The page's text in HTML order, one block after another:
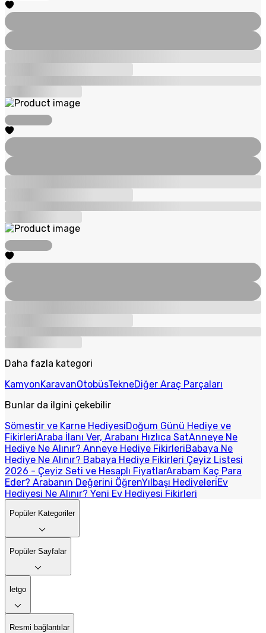
Daha fazla kategori
KamyonKaravanOtobüsTekneDiğer Araç Parçaları
Bunlar da ilgini çekebilir
Sömestir ve Karne HediyesiDoğum Günü Hediye ve
FikirleriAraba İlanı Ver, Arabanı Hızlıca SatAnneye Ne
Hediye Ne Alınır? Anneye Hediye FikirleriBabaya Ne
Hediye Ne Alınır? Babaya Hediye Fikirleri Çeyiz Listesi
2026 - Çeyiz Seti ve Hesaplı FiyatlarArabam Kaç Para
Eder? Arabanın Değerini ÖğrenYılbaşı HediyeleriEv
Hediyesi Ne Alınır? Yeni Ev Hediyesi Fikirleri
Popüler Kategoriler
Popüler Sayfalar
letgo
Resmi bağlantılar